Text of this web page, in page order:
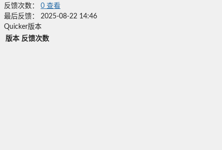
反馈次数：
0 查看
最后反馈：
2025-08-22 14:46
Quicker版本
版本 反馈次数